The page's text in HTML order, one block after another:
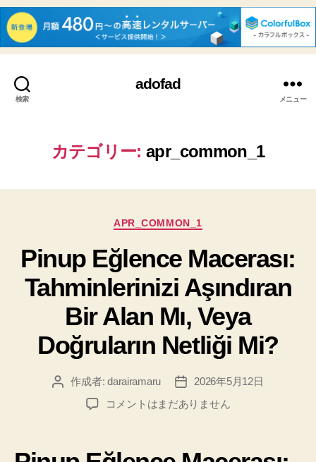
検索
adofad
メニュー
カテゴリー: apr_common_1
カ
ゴ
リ
ー
APR_COMMON_1
Pinup Eğlence Macerası:
Tahminlerinizi Aşındıran
Bir Alan Mı, Veya
Doğruların Netliği Mi?
投
作成者:darairamaru
投
稿
日
2026年5月12日
Pinup
Tahminlerinizi
コメントはまだありません